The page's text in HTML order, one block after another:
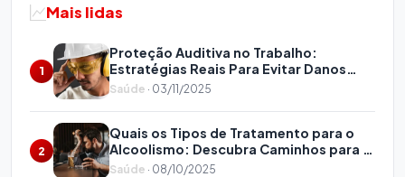
Clínica de Recuperação em
Itupeva: Tratamento Humanizado e
Caminhos Detox para Uma Nova
Vida
18/02/2026 12
Mais lidas
1
Proteção Auditiva no Trabalho:
Estratégias Reais Para Evitar Danos
Irreversíveis
Saúde · 03/11/2025
2
Quais os Tipos de Tratamento para o
Alcoolismo: Descubra Caminhos para a
Recuperação
Saúde · 08/10/2025